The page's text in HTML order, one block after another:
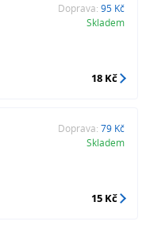
Doprava: 95 Kč
Skladem
18 Kč
Doprava: 79 Kč
Skladem
15 Kč